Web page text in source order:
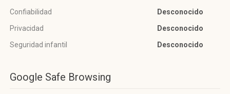
Confiabilidad
Desconocido
Privacidad
Desconocido
Seguridad infantil
Desconocido
Google Safe Browsing